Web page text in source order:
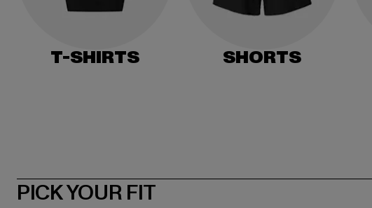
T-SHIRTS SHORTS
PICK YOUR FIT